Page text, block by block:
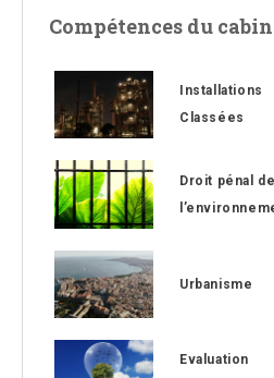
Compétences du
Installations
Classées
Droit pénal de
Urbanisme
Evaluation